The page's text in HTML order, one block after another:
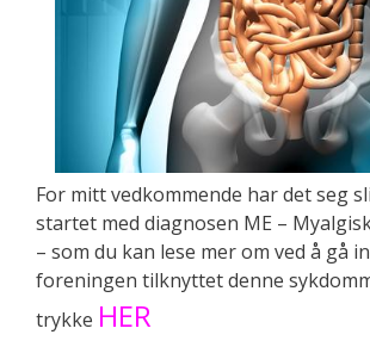
For mitt vedkommende har det seg
startet med diagnosen ME –
– som du kan lese mer om ved å gå
foreningen tilknyttet denne
trykke HER